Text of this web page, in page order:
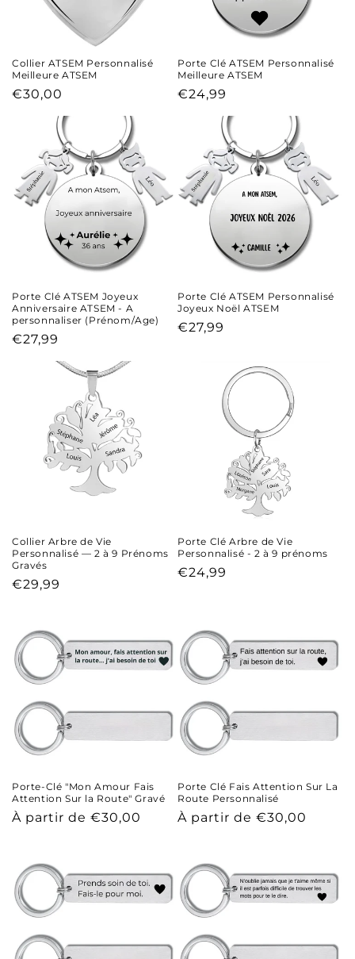
n
:
Collier ATSEM Personnalisé
Meilleure ATSEM
Prix
€30,00
Porte Clé ATSEM Personnalisé
Meilleure ATSEM
Prix
€24,99
Porte Clé ATSEM Joyeux
Anniversaire ATSEM - A
personnaliser (Prénom/Age)
Prix
€27,99
Porte Clé ATSEM Personnalisé
Joyeux Noël ATSEM
Prix
€27,99
Collier Arbre de Vie
Personnalisé — 2 à 9 Prénoms
Gravés
Prix
€29,99
Porte Clé Arbre de Vie
Personnalisé - 2 à 9 prénoms
Prix
€24,99
Porte-Clé "Mon Amour Fais
Attention Sur la Route" Gravé
Prix
À partir de €30,00
Porte Clé Fais Attention Sur La
Route Personnalisé
Prix
À partir de €30,00